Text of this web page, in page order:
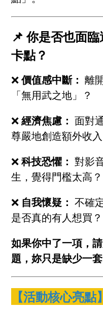
📌 你是否也面
卡點？
❌價值感中斷： 離
「無用武之地」？
❌經濟焦慮： 面對
尊嚴地創造額外收入
❌科技恐懼： 對影
生，覺得門檻太高？
❌ 自我懷疑： 不確
是否真的有人想買？
如果你中了一項，
題，妳只是缺少一套
【活動核心亮點】